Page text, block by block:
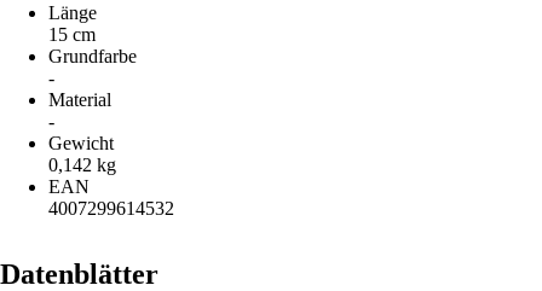
Länge
15 cm
Grundfarbe
-
Material
-
Gewicht
0,142 kg
EAN
4007299614532
Datenblätter